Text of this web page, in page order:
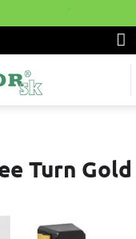
˙
Turn Gold